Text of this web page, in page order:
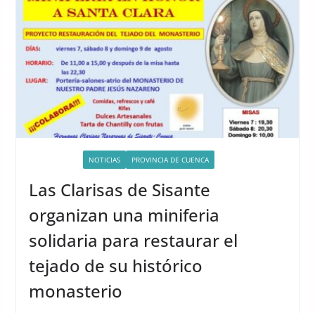
NOTICIAS PROVINCIA DE CUENCA
Las Clarisas de Sisante
organizan una miniferia
solidaria para restaurar el
tejado de su histórico
monasterio